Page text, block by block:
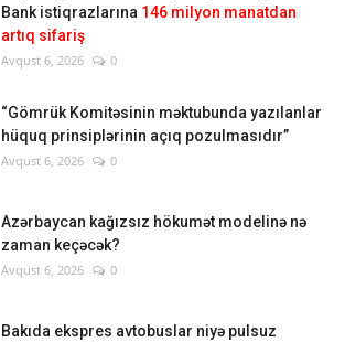
Bank istiqrazlarına 146 milyon manatdan
artıq sifariş
Avqust 6, 2026 0
“Gömrük Komitəsinin məktubunda yazılanlar
hüquq prinsiplərinin açıq pozulmasıdır”
Avqust 6, 2026 0
Azərbaycan kağızsız hökumət modelinə nə
zaman keçəcək?
Avqust 6, 2026 0
Bakıda ekspres avtobuslar niyə pulsuz